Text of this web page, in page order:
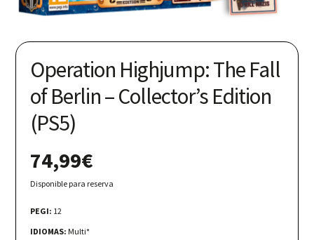
Operation Highjump: The Fall
of Berlin – Collector’s Edition
(PS5)
74,99€
Disponible para reserva
PEGI: 12
IDIOMAS: Multi*